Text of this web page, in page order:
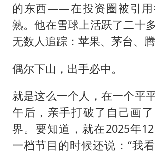
的东西——在投资圈被引用
熟。他在雪球上活跃了二十
无数人追踪：苹果、茅台、腾
偶尔下山，出手必中。
就是这么一个人，在一个平
午后，亲手打破了自己画
界。要知道，就在2025年
一档节目的时候还说：“我